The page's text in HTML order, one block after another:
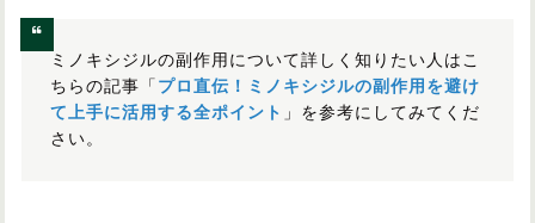
ミノキシジルの副作用について詳しく知りたい人はこ
ちらの記事「 プロ直伝！ミノキシジルの副作用を避け
て上手に活用する全ポイント 」を参考にしてみてくだ
さい。